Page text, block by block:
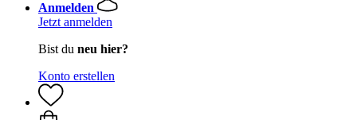
Anmelden
Jetzt anmelden
Bist du neu hier?
Konto erstellen